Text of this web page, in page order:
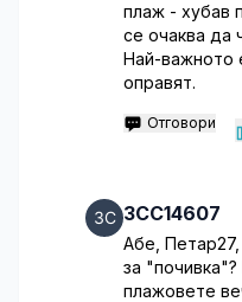
плаж - хубав
се очаква да
Най-важното
оправят.
Отговори
3CC14607
Абе,
за
плажовете